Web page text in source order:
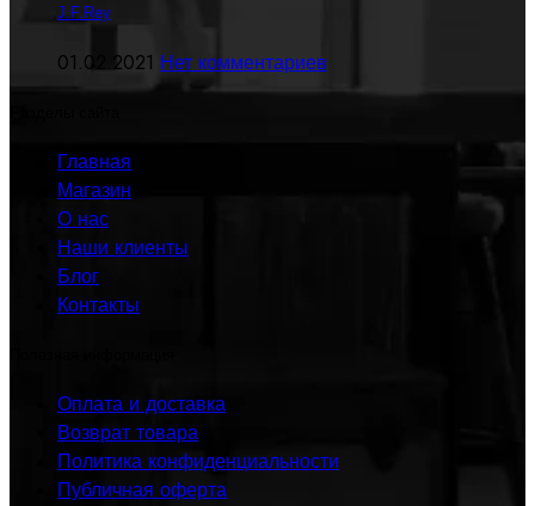
J.F.Rey
01.02.2021 Нет комментариев
Главная
Магазин
О нас
Наши клиенты
Блог
Контакты
Оплата и доставка
Возврат товара
Политика конфиденциальности
Публичная оферта